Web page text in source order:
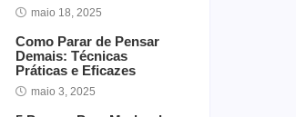
maio 18, 2025
Como Parar de Pensar
Demais: Técnicas
Práticas e Eficazes
maio 3, 2025